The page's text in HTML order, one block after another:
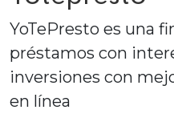
YoTePresto es una
préstamos con
inversiones con
en línea